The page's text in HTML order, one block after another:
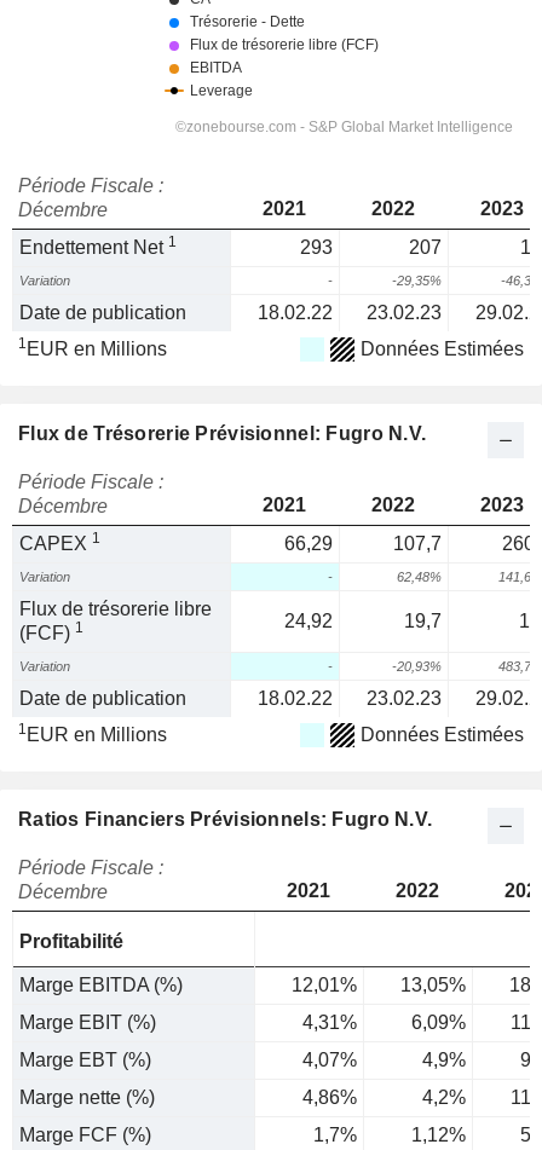
Période Fiscale :
Décembre
2021 2022
2023
Endettement Net 1 293 207
Variation - -29,35% -
Date de publication 18.02.22 23.02.23
1 EUR en Millions Données Estimées
Flux de Trésorerie Prévisionnel: Fugro N.V.
Période Fiscale :
Décembre
2021 2022
2023
CAPEX 1 66,29 107,7
Variation - 62,48%
Flux de trésorerie libre
(FCF) 1 24,92 19,7
Variation - -20,93%
Date de publication 18.02.22 23.02.23
1 EUR en Millions Données Estimées
Ratios Financiers Prévisionnels: Fugro N.V.
Période Fiscale :
Décembre
2021 2022
Profitabilité
Marge EBITDA (%) 12,01% 13,05%
Marge EBIT (%)
4,31% 6,09%
Marge EBT (%)
4,07% 4,9%
Marge nette (%)
4,86% 4,2%
Marge FCF (%)
1,7% 1,12%